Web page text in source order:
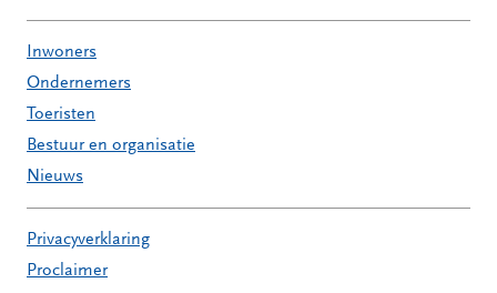
Inwoners
Ondernemers
Toeristen
Bestuur en organisatie
Nieuws
Privacyverklaring
Proclaimer